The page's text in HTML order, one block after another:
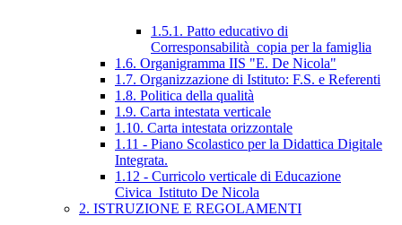
1.5.1. Patto educativo di
Corresponsabilità_copia per la famiglia
1.6. Organigramma IIS "E. De Nicola"
1.7. Organizzazione di Istituto: F.S. e Referenti
1.8. Politica della qualità
1.9. Carta intestata verticale
1.10. Carta intestata orizzontale
1.11 - Piano Scolastico per la Didattica Digitale
Integrata.
1.12 - Curricolo verticale di Educazione
Civica_Istituto De Nicola
2. ISTRUZIONE E REGOLAMENTI